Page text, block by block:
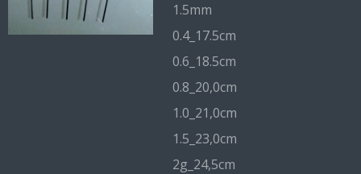
1.5mm
0.4_17.5cm
0.6_18.5cm
0.8_20,0cm
1.0_21,0cm
1.5_23,0cm
2g_24,5cm